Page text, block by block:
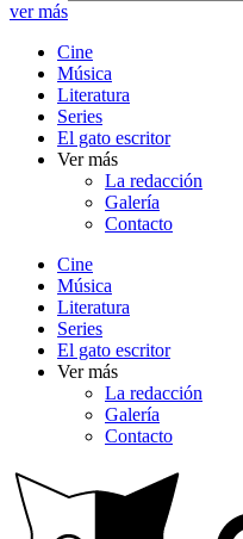
ver más
Cine
Música
Literatura
Series
El gato escritor
Ver más
La redacción
Galería
Contacto
Cine
Música
Literatura
Series
El gato escritor
Ver más
La redacción
Galería
Contacto